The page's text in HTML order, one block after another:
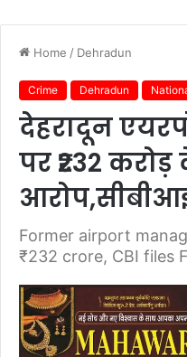
Home / Dehradun
Crime Dehradun
देहरादून
पर ₹232
Former airport
₹232 crore, CBI files